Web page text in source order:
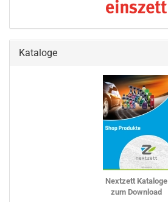
Kataloge
Nextzett Kataloge
zum Download